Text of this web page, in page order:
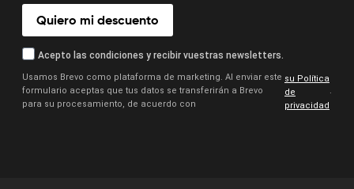
Quiero mi descuento
Acepto las condiciones y recibir vuestras newsletters.
Usamos Brevo como plataforma de marketing. Al enviar este
formulario aceptas que tus datos se transferirán a Brevo
para su procesamiento, de acuerdo con
su Política
de
privacidad
.